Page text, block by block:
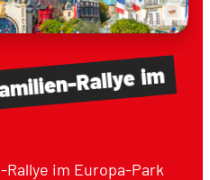
Rallyeim
im Europa-Park